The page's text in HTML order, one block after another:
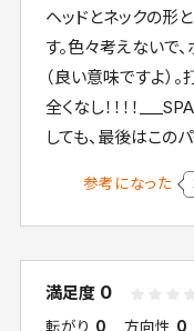
ヘッドとネックの形
す。色々考えないで
（良い意味ですよ）
全くなし！！！！
しても、最後はこの
参考になった
満足度 0
転がり 0 方向性 0